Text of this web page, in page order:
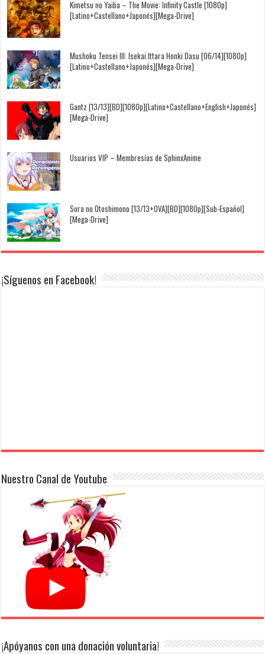
Kimetsu no Yaiba – The Movie: Infinity Castle [1080p]
[Latino+Castellano+Japonés][Mega-Drive]
Mushoku Tensei III: Isekai Ittara Honki Dasu [06/14][1080p]
[Latino+Castellano+Japonés][Mega-Drive]
Gantz [13/13][BD][1080p][Latino+Castellano+English+Japonés]
[Mega-Drive]
Usuarios VIP – Membresías de SphinxAnime
Sora no Otoshimono [13/13+OVA][BD][1080p][Sub-Español]
[Mega-Drive]
¡Síguenos en Facebook!
Nuestro Canal de Youtube
¡Apóyanos con una donación voluntaria!